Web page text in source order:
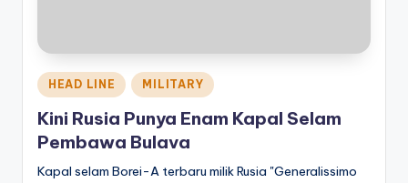
Posted
in
HEAD LINE MILITARY
Kini Rusia Punya Enam Kapal Selam
Pembawa Bulava
Kapal selam Borei-A terbaru milik Rusia "Generalissimo